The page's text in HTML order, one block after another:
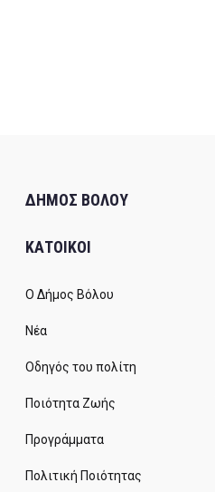
ΔΗΜΟΣ ΒΟΛΟΥ
ΚΑΤΟΙΚΟΙ
Ο Δήμος Βόλου
Νέα
Οδηγός του πολίτη
Ποιότητα Ζωής
Προγράμματα
Πολιτική Ποιότητας